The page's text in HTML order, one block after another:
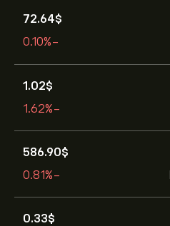
72.64‎$‎
-0.10%
1.02‎$‎
-1.62%
586.90‎$‎
-0.81%
0.33‎$‎